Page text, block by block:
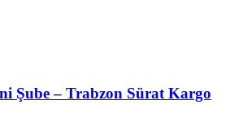
Şube – Trabzon Sürat Kargo